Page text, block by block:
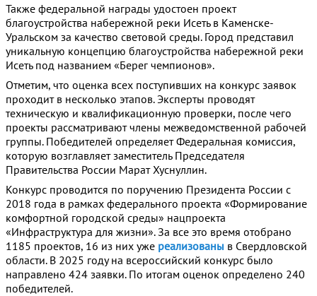
Также федеральной награды удостоен проект
благоустройства набережной реки Исеть в Каменске-
Уральском за качество световой среды. Город представил
уникальную концепцию благоустройства набережной реки
Исеть под названием «Берег чемпионов».
Отметим, что оценка всех поступивших на конкурс заявок
проходит в несколько этапов. Эксперты проводят
техническую и квалификационную проверки, после чего
проекты рассматривают члены межведомственной рабочей
группы. Победителей определяет Федеральная комиссия,
которую возглавляет заместитель Председателя
Правительства России Марат Хуснуллин.
Конкурс проводится по поручению Президента России с
2018 года в рамках федерального проекта «Формирование
комфортной городской среды» нацпроекта
«Инфраструктура для жизни». За все это время отобрано
1185 проектов, 16 из них уже реализованы в Свердловской
области. В 2025 году на всероссийский конкурс было
направлено 424 заявки. По итогам оценок определено 240
победителей.